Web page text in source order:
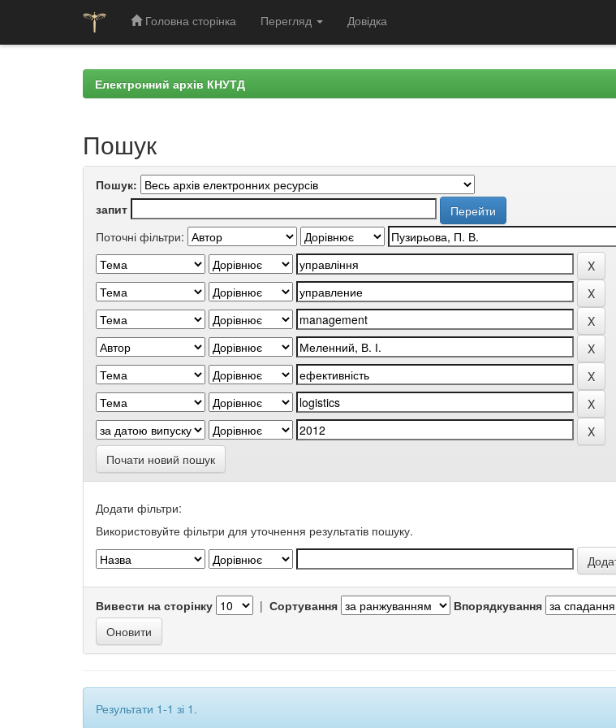
Головна сторінка Перегляд Довідка
Електронний архів КНУТД
Пошук
Пошук:
запит
Поточні фільтри:
Почати новий пошук
Додати фільтри:
Використовуйте фільтри для уточнення результатів пошуку.
Вивести на сторінку | Сортування Впорядкування
Результати 1-1 зі 1.